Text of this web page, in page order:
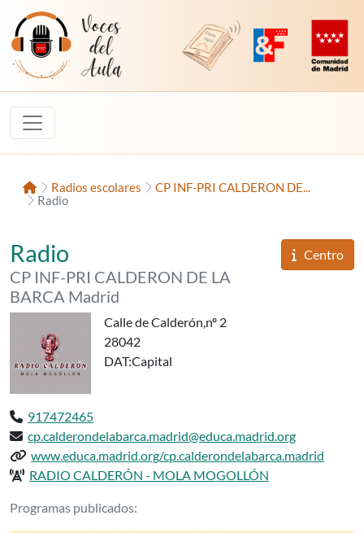
Saltar al contenido
Voces del Aula
Revista Digital de EducaMadrid
Plataforma de
InicioRadios escolares
CP INF-PRI CALDERON DE...
Radio
del
Centro
«RADIO CALDERÓN - MOLA
Radio
CP INF-PRI CALDERON DE LA
BARCA Madrid
Calle de Calderón,nº 2
28042
DAT:Capital
Teléfono:
917472465
Email:cp.calderondelabarca.madrid@educa.madrid.org
Web del centro:
www.educa.madrid.org/cp.calderondelabarca.madrid
Radio del centro:
RADIO CALDERÓN - MOLA MOGOLLÓN
Podcasts delCP INF-PRI CALDERON
Programas publicados: